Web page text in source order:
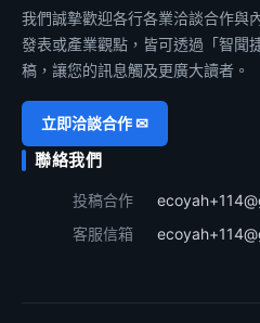
我們誠摯歡迎各行各業洽談合作與
發表或產業觀點，皆可透過「智聞
稿，讓您的訊息觸及更廣大讀者。
立即洽談合作 ✉
聯絡我們
投稿合作
客服信箱